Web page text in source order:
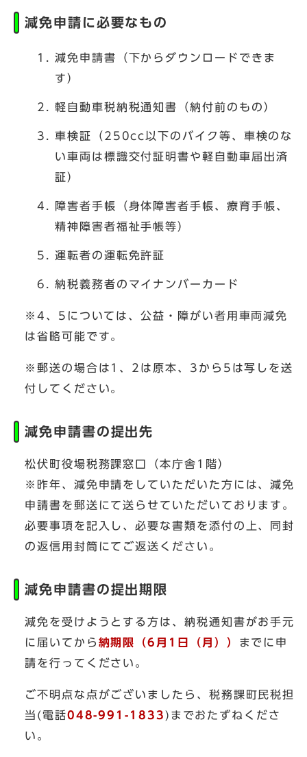
減免申請に必要なもの
減免申請書（下からダウンロードできま
す）
軽自動車税納税通知書（納付前のもの）
車検証（250cc以下のバイク等、車検のな
い車両は標識交付証明書や軽自動車届出済
証）
障害者手帳（身体障害者手帳、療育手帳、
精神障害者福祉手帳等）
運転者の運転免許証
納税義務者のマイナンバーカード
※4、5については、公益・障がい者用車両減免
は省略可能です。
※郵送の場合は1、2は原本、3から5は写しを送
付してください。
減免申請書の提出先
松伏町役場税務課窓口（本庁舎1階）
※昨年、減免申請をしていただいた方には、減免
申請書を郵送にて送らせていただいております。
必要事項を記入し、必要な書類を添付の上、同封
の返信用封筒にてご返送ください。
減免申請書の提出期限
減免を受けようとする方は、納税通知書がお手元
に届いてから 納期限（6月1日（月）） までに申
請を行ってください。
ご不明点な点がございましたら、税務課町民税担
当(電話048-991-1833 )までおたずねくださ
い。